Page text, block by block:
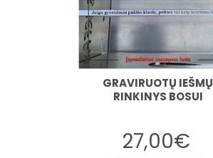
GRAVIRUOTŲ IEŠMŲ
RINKINYS BOSUI
27,00€